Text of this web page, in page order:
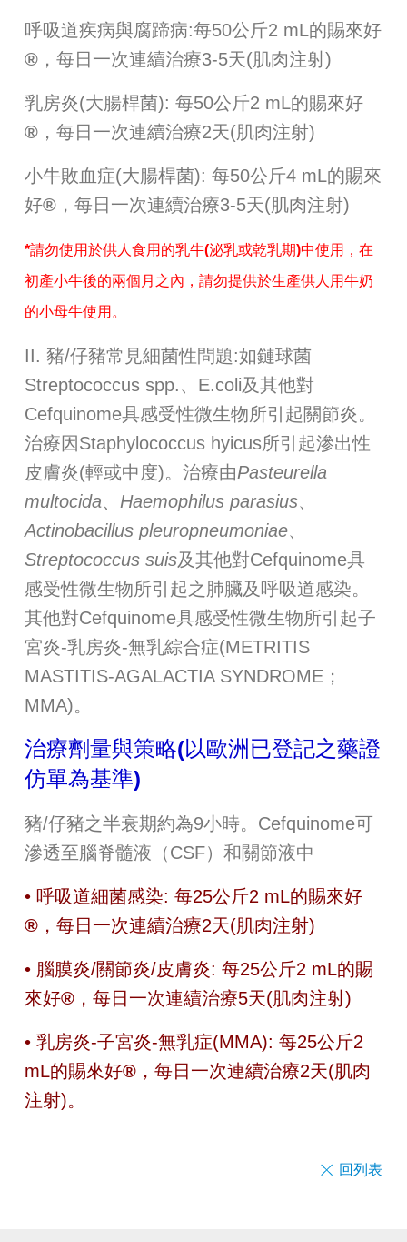
呼吸道疾病與腐蹄病:每50公斤2 mL的賜來好
®，每日一次連續治療3-5天(肌肉注射)
乳房炎(大腸桿菌): 每50公斤2 mL的賜來好
®， 每日一次連續治療2天(肌肉注射)
小牛敗血症(大腸桿菌): 每50公斤4 mL的賜來
好®，每日一次連續治療3-5天(肌肉注射)
*請勿使用於供人食用的乳牛(泌乳或乾乳期)中使用，在
初產小牛後的兩個月之內，請勿提供於生產供人用牛奶
的小母牛使用。
II. 豬/仔豬常見細菌性問題:如鏈球菌
Streptococcus spp.、E.coli及其他對
Cefquinome具感受性微生物所引起關節炎。
治療因Staphylococcus hyicus所引起滲出性
皮膚炎(輕或中度)。治療由Pasteurella
multocida、 Haemophilus parasius、
Actinobacillus pleuropneumoniae、
Streptococcus suis及其他對Cefquinome具
感受性微生物所引起之肺臟及呼吸道感染。
其他對Cefquinome具感受性微生物所引起子
宮炎-乳房炎-無乳綜合症(METRITIS
MASTITIS-AGALACTIA SYNDROME；
MMA)。
治療劑量與策略(以歐洲已登記之藥證
仿單為基準)
豬/仔豬之半衰期約為9小時。Cefquinome可
滲透至腦脊髓液（CSF）和關節液中
• 呼吸道細菌感染: 每25公斤2 mL的賜來好
®，每日一次連續治療2天(肌肉注射)
• 腦膜炎/關節炎/皮膚炎: 每25公斤2 mL的賜
來好®，每日一次連續治療5天(肌肉注射)
• 乳房炎-子宮炎-無乳症(MMA): 每25公斤2
mL的賜來好®，每日一次連續治療2天(肌肉
注射)。
回列表